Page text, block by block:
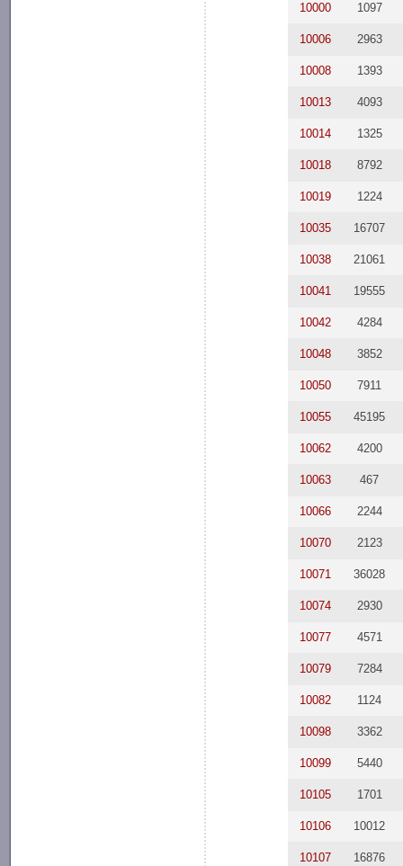
10000 1097
10006 2963
10008 1393
10013 4093
10014 1325
10018 8792
10019 1224
10035 16707
10038 21061
10041 19555
10042 4284
10048 3852
10050 7911
10055 45195
10062 4200
10063 467
10066 2244
10070 2123
10071 36028
10074 2930
10077 4571
10079 7284
10082 1124
10098 3362
10099 5440
10105 1701
10106 10012
10107 16876